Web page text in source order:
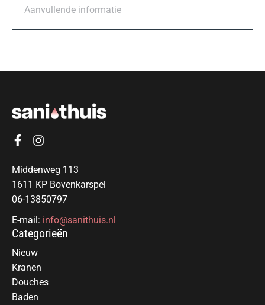
Aanvullende informatie
Middenweg 113
1611 KP Bovenkarspel
06-13850797
E-mail: info@sanithuis.nl
Categorieën
Nieuw
Kranen
Douches
Baden